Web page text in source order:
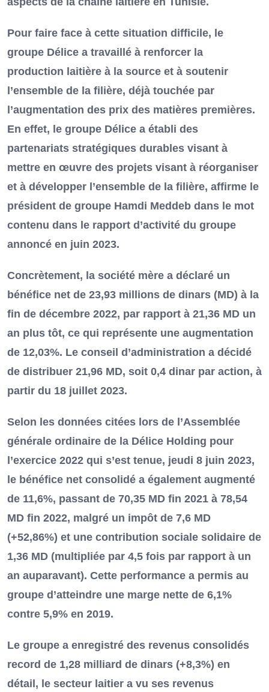
Pour faire face à cette situation difficile, le
groupe Délice a travaillé à renforcer la
production laitière à la source et à soutenir
l’ensemble de la filière, déjà touchée par
l’augmentation des prix des matières premières.
En effet, le groupe Délice a établi des
partenariats stratégiques durables visant à
mettre en œuvre des projets visant à réorganiser
et à développer l’ensemble de la filière, affirme le
président de groupe Hamdi Meddeb dans le mot
contenu dans le rapport d’activité du groupe
annoncé en juin 2023.
Concrètement, la société mère a déclaré un
bénéfice net de 23,93 millions de dinars (MD) à la
fin de décembre 2022, par rapport à 21,36 MD un
an plus tôt, ce qui représente une augmentation
de 12,03%. Le conseil d’administration a décidé
de distribuer 21,96 MD, soit 0,4 dinar par action, à
partir du 18 juillet 2023.
Selon les données citées lors de l’Assemblée
générale ordinaire de la Délice Holding pour
l’exercice 2022 qui s’est tenue, jeudi 8 juin 2023,
le bénéfice net consolidé a également augmenté
de 11,6%, passant de 70,35 MD fin 2021 à 78,54
MD fin 2022, malgré un impôt de 7,6 MD
(+52,86%) et une contribution sociale solidaire de
1,36 MD (multipliée par 4,5 fois par rapport à un
an auparavant). Cette performance a permis au
groupe d’atteindre une marge nette de 6,1%
contre 5,9% en 2019.
Le groupe a enregistré des revenus consolidés
record de 1,28 milliard de dinars (+8,3%) en
détail, le secteur laitier a vu ses revenus